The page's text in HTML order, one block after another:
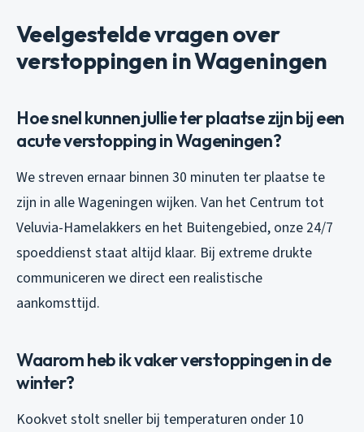
Veelgestelde vragen over
verstoppingen in Wageningen
Hoe snel kunnen jullie ter plaatse zijn bij een
acute verstopping in Wageningen?
We streven ernaar binnen 30 minuten ter plaatse te
zijn in alle Wageningen wijken. Van het Centrum tot
Veluvia-Hamelakkers en het Buitengebied, onze 24/7
spoeddienst staat altijd klaar. Bij extreme drukte
communiceren we direct een realistische
aankomsttijd.
Waarom heb ik vaker verstoppingen in de
winter?
Kookvet stolt sneller bij temperaturen onder 10